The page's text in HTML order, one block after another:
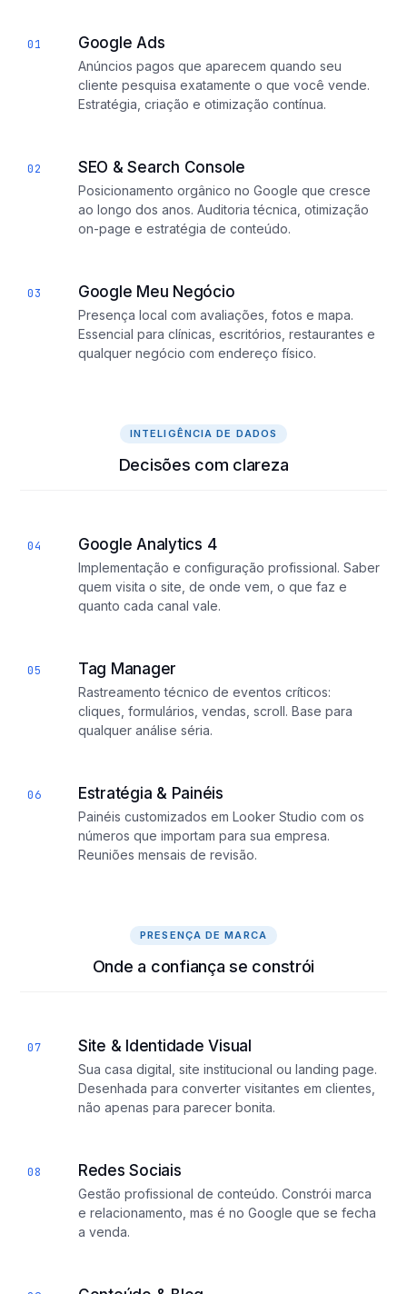
01 Google Ads
Anúncios pagos que aparecem quando seu
cliente pesquisa exatamente o que você vende.
Estratégia, criação e otimização contínua.
02 SEO & Search Console
Posicionamento orgânico no Google que cresce
ao longo dos anos. Auditoria técnica, otimização
on-page e estratégia de conteúdo.
03 Google Meu Negócio
Presença local com avaliações, fotos e mapa.
Essencial para clínicas, escritórios, restaurantes e
qualquer negócio com endereço físico.
INTELIGÊNCIA DE DADOS
Decisões com clareza
04 Google Analytics 4
Implementação e configuração profissional. Saber
quem visita o site, de onde vem, o que faz e
quanto cada canal vale.
05 Tag Manager
Rastreamento técnico de eventos críticos:
cliques, formulários, vendas, scroll. Base para
qualquer análise séria.
06 Estratégia & Painéis
Painéis customizados em Looker Studio com os
números que importam para sua empresa.
Reuniões mensais de revisão.
PRESENÇA DE MARCA
Onde a confiança se constrói
07 Site & Identidade Visual
Sua casa digital, site institucional ou landing page.
Desenhada para converter visitantes em clientes,
não apenas para parecer bonita.
08 Redes Sociais
Gestão profissional de conteúdo. Constrói marca
e relacionamento, mas é no Google que se fecha
a venda.